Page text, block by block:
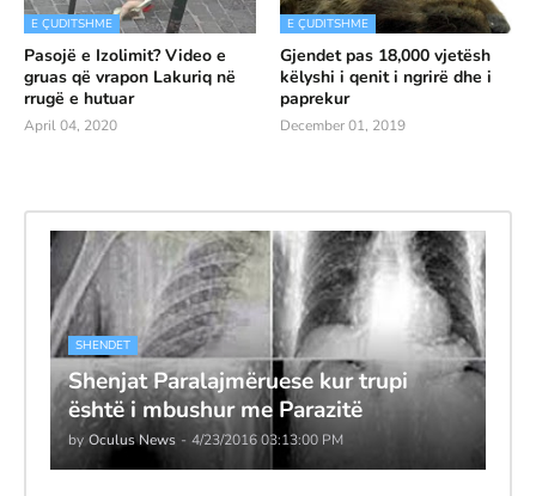
E ÇUDITSHME
Pasojë e Izolimit? Video e
gruas që vrapon Lakuriq në
rrugë e hutuar
April 04, 2020
E ÇUDITSHME
Gjendet pas 18,000 vjetësh
këlyshi i qenit i ngrirë dhe i
paprekur
December 01, 2019
SHENDET
Shenjat Paralajmëruese kur trupi
është i mbushur me Parazitë
by Oculus News - 4/23/2016 03:13:00 PM